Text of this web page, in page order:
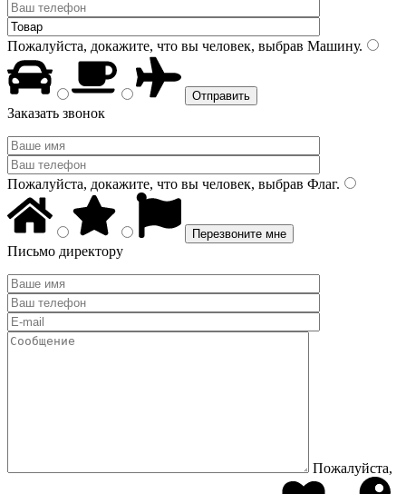
Пожалуйста, докажите, что вы человек, выбрав Машину.
Заказать звонок
Пожалуйста, докажите, что вы человек, выбрав Флаг.
Письмо директору
Пожалуйста,